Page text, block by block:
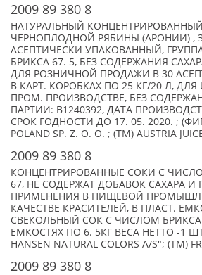
2009 89 380 8
НАТУРАЛЬНЫЙ
ЧЕРНОПЛОДНОЙ РЯБИНЫ (АРОНИИ) ,
АСЕПТИЧЕСКИ УПАКОВАННЫЙ,
БРИКСА 67. 5, БЕЗ СОДЕРЖАНИЯ
ДЛЯ РОЗНИЧНОЙ ПРОДАЖИ В 30
В КАРТ. КОРОБКАХ ПО 25 КГ/20 Л,
ПРОМ. ПРОИЗВОДСТВЕ, БЕЗ
ПАРТИИ: В1240392, ДАТА
СРОК ГОДНОСТИ ДО 17. 05. 2020. ;
POLAND SP. Z. O. O. ; (TM) AUSTRIA
2009 89 380 8
КОНЦЕНТРИРОВАННЫЕ СОКИ С
67, НЕ СОДЕРЖАТ ДОБАВОК САХАРА И
ПРИМЕНЕНИЯ В ПИЩЕВОЙ
КАЧЕСТВЕ КРАСИТЕЛЕЙ, В ПЛАСТ.
СВЕКОЛЬНЫЙ СОК С ЧИСЛОМ БРИКСА
ЕМКОСТЯХ ПО 6. 5КГ ВЕСА НЕТТО -1
HANSEN NATURAL COLORS A/S"; (TM)
2009 89 380 8